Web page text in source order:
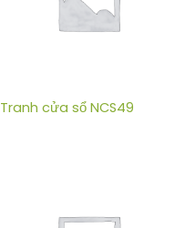
Tranh cửa sổ NCS49